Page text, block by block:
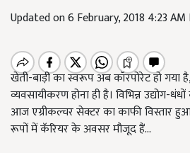
Updated on 6 February, 2018 4:23 AM
खेती-बाड़ी का स्वरूप अब कॉरपोरेट हो
व्यवसायीकरण होना ही है। विभिन्न उद्योग-
आज एग्रीकल्चर सेक्टर का काफी
रूपों में कॅरियर के अवसर मौजूद हैं...